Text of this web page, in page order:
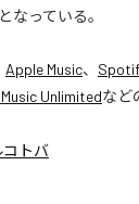
なっている。
Apple Music、
Unlimitedなど
コトバ